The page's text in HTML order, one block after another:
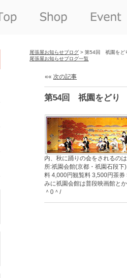
尾張屋お知らせブログ > 第54回 祇園をど
尾張屋お知らせブログ一覧
«« 次の記事
第54回 祇園をどり
内、秋に踊りの会をされる
所:祇園会館(京都・祇園石段
料 4,000円観覧料 3,500円茶
みに祇園会館は普段映画館と
＾0＾/